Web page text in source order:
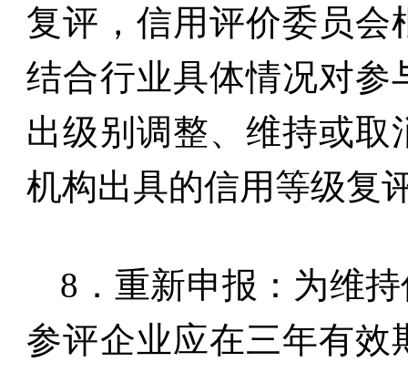
复评，信用评价委员会
结合行业具体情况对参
出级别调整、维持或
机构出具的信用等级复
8 ．重新申报：为维
参评企业应在三年有效